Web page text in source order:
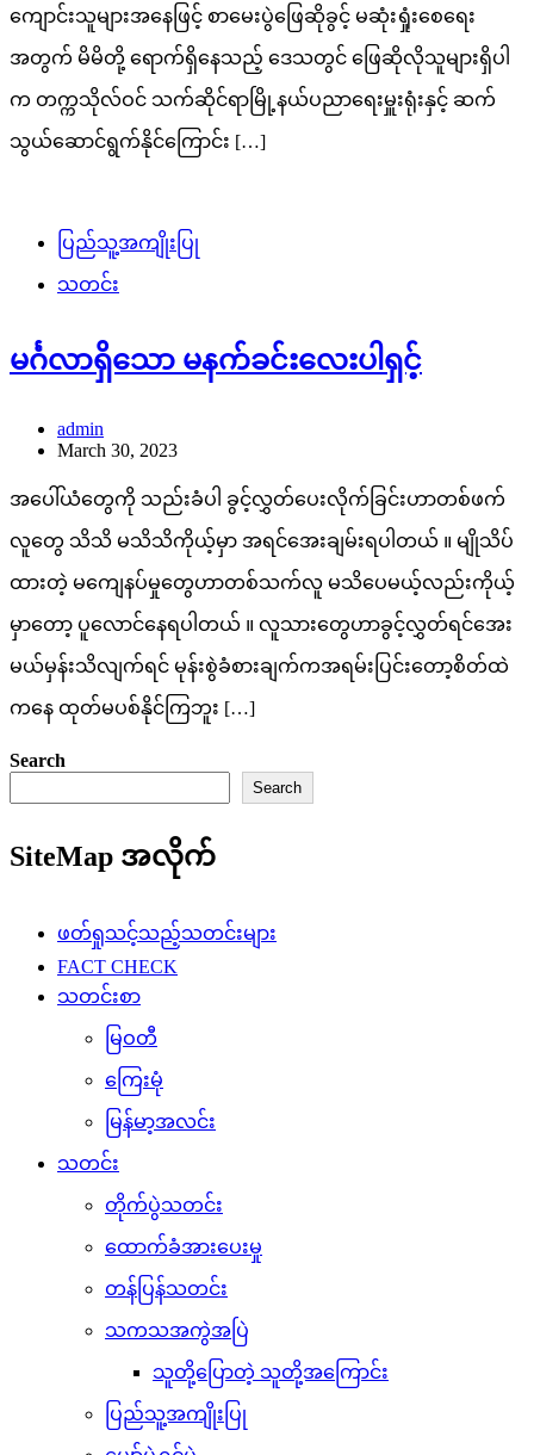
ကျောင်းသူများအနေဖြင့် စာမေးပွဲဖြေဆိုခွင့် မဆုံးရှုံးစေရေး
အတွက် မိမိတို့ ရောက်ရှိနေသည့် ဒေသတွင် ဖြေဆိုလိုသူများရှိပါ
က တက္ကသိုလ်ဝင် သက်ဆိုင်ရာမြို့နယ်ပညာရေးမှူးရုံးနှင့် ဆက်
သွယ်ဆောင်ရွက်နိုင်ကြောင်း […]
ပြည်သူ့အကျိုးပြု
သတင်း
မင်္ဂလာရှိသော မနက်ခင်းလေးပါရှင့်
admin
March 30, 2023
အပေါ်ယံတွေကို သည်းခံပါ ခွင့်လွှတ်ပေးလိုက်ခြင်းဟာတစ်ဖက်
လူတွေ သိသိ မသိသိကိုယ့်မှာ အရင်အေးချမ်းရပါတယ် ။ မျိုသိပ်
ထားတဲ့ မကျေနပ်မှုတွေဟာတစ်သက်လူ မသိပေမယ့်လည်းကိုယ့်
မှာတော့ ပူလောင်နေရပါတယ် ။ လူသားတွေဟာခွင့်လွှတ်ရင်အေး
မယ်မှန်းသိလျက်ရင် မုန်းစွဲခံစားချက်ကအရမ်းပြင်းတော့စိတ်ထဲ
ကနေ ထုတ်မပစ်နိုင်ကြဘူး […]
Search
Search
SiteMap အလိုက်
ဖတ်ရှုသင့်သည့်သတင်းများ
FACT CHECK
သတင်းစာ
မြဝတီ
ကြေးမုံ
မြန်မာ့အလင်း
သတင်း
တိုက်ပွဲသတင်း
ထောက်ခံအားပေးမှု
တန်ပြန်သတင်း
သကသအကွဲအပြဲ
သူတို့ပြောတဲ့ သူတို့အကြောင်း
ပြည်သူ့အကျိုးပြု